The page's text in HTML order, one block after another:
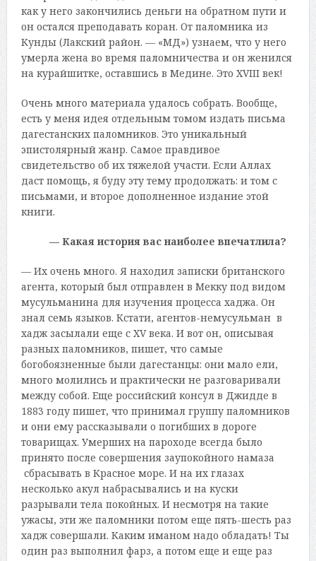
как у него закончились деньги на обратном пути и
он остался преподавать коран. От паломника из
Кунды (Лакский район. — «МД») узнаем, что у него
умерла жена во время паломничества и он женился
на курайшитке, оставшись в Медине. Это XVIII век!
Очень много материала удалось собрать. Вообще,
есть у меня идея отдельным томом издать письма
дагестанских паломников. Это уникальный
эпистолярный жанр. Самое правдивое
свидетельство об их тяжелой участи. Если Аллах
даст помощь, я буду эту тему продолжать: и том с
письмами, и второе дополненное издание этой
книги.
— Какая история вас наиболее впечатлила?
— Их очень много. Я находил записки британского
агента, который был отправлен в Мекку под видом
мусульманина для изучения процесса хаджа. Он
знал семь языков. Кстати, агентов-немусульман в
хадж засылали еще с XV века. И вот он, описывая
разных паломников, пишет, что самые
богобоязненные были дагестанцы: они мало ели,
много молились и практически не разговаривали
между собой. Еще российский консул в Джидде в
1883 году пишет, что принимал группу паломников
и они ему рассказывали о погибших в дороге
товарищах. Умерших на пароходе всегда было
принято после совершения заупокойного намаза
сбрасывать в Красное море. И на их глазах
несколько акул набрасывались и на куски
разрывали тела покойных. И несмотря на такие
ужасы, эти же паломники потом еще пять-шесть раз
хадж совершали. Каким иманом надо обладать! Ты
один раз выполнил фарз, а потом еще и еще раз